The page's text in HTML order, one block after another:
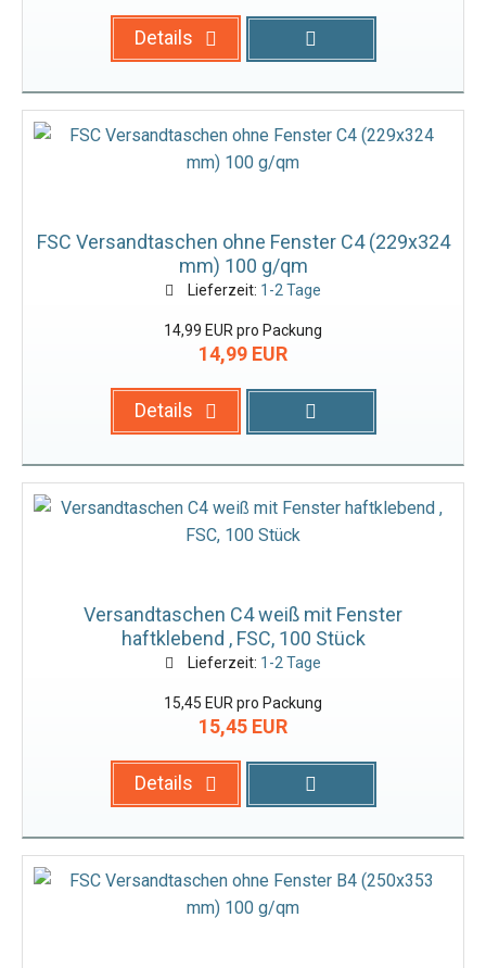
Details
FSC Versandtaschen ohne Fenster C4 (229x324
mm) 100 g/qm
Lieferzeit: 1-2 Tage
14,99 EUR pro Packung
14,99 EUR
Details
Versandtaschen C4 weiß mit Fenster
haftklebend , FSC, 100 Stück
Lieferzeit: 1-2 Tage
15,45 EUR pro Packung
15,45 EUR
Details